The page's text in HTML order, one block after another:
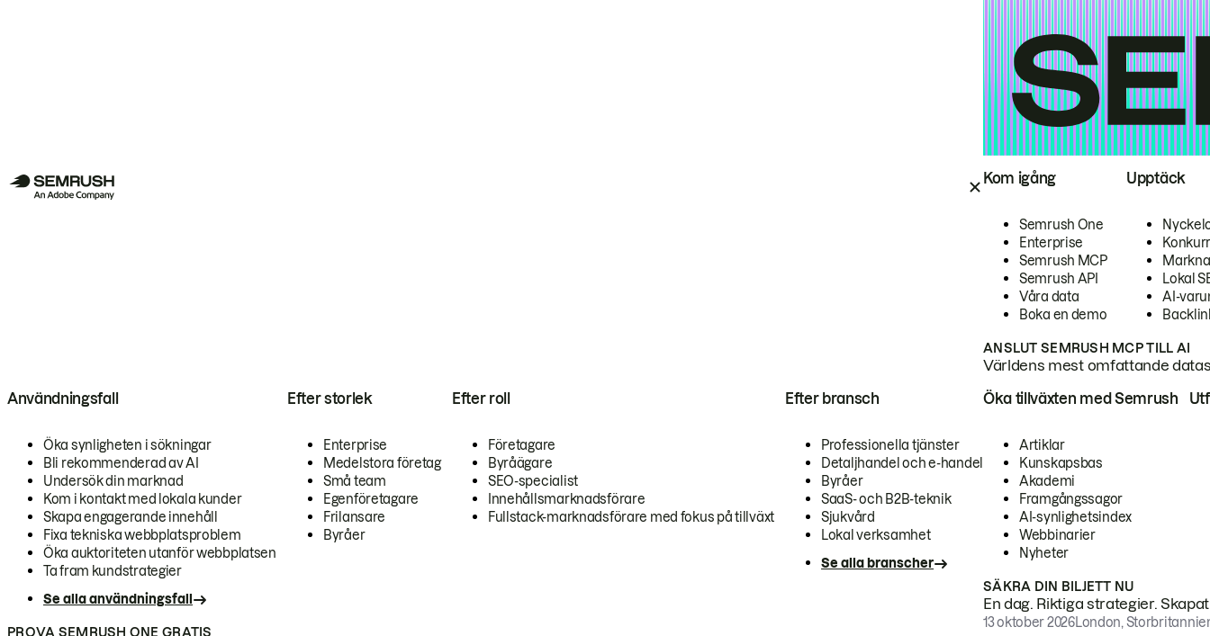
Kom igång
Semrush One
Enterprise
Semrush MCP
Semrush API
Våra data
Boka en demo
Upptäck
Lokal
AI-
ANSLUT SEMRUSH MCP TILL AI
Världens mest omfattande
Användningsfall
Öka synligheten i sökningar
Bli rekommenderad av AI
Undersök din marknad
Kom i kontakt med lokala kunder
Skapa engagerande innehåll
Fixa tekniska webbplatsproblem
Öka auktoriteten utanför webbplatsen
Ta fram kundstrategier
Se alla användningsfall
Efter storlek
Enterprise
Medelstora företag
Små team
Egenföretagare
Frilansare
Byråer
Efter roll
Företagare
Byråägare
SEO-specialist
Innehållsmarknadsförare
Fullstack-marknadsförare med fokus på tillväxt
Efter bransch
Professionella tjänster
Detaljhandel och e-handel
Byråer
SaaS- och B2B-teknik
Sjukvård
Lokal verksamhet
Se alla branscher
PROVA SEMRUSH ONE GRATIS
Öka tillväxten med Semrush
Artiklar
Kunskapsbas
Akademi
Framgångssagor
AI-synlighetsindex
Webbinarier
Nyheter
SÄKRA DIN BILJETT NU
En dag. Riktiga strategier.
13 oktober 2026London,